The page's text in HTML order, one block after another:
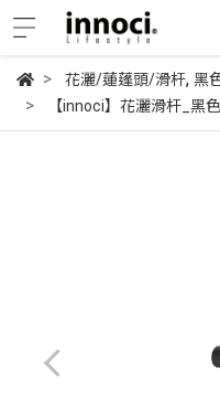
花灑/蓮蓬頭/滑杆, 黑
【innoci】花灑滑杆_黑